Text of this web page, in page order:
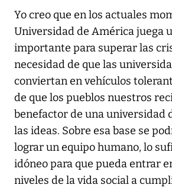
Yo creo que en los actuales
Universidad de América juega
importante para superar las
necesidad de que las
conviertan en vehículos
de que los pueblos nuestros
benefactor de una universidad
las ideas. Sobre esa base se
lograr un equipo humano, lo
idóneo para que pueda entrar
niveles de la vida social a